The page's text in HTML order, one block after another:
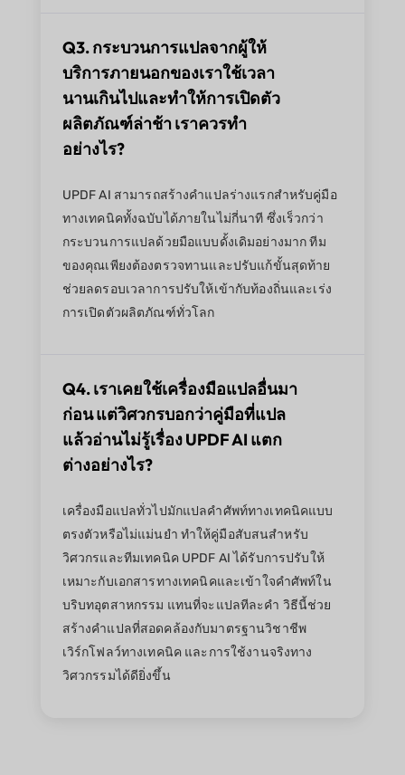
Q3. กระบวนการแปลจากผู้ให้
บริการภายนอกของเราใช้เวลา
นานเกินไปและทำให้การเปิดตัว
ผลิตภัณฑ์ล่าช้า เราควรทำ
อย่างไร?
UPDF AI สามารถสร้างคำแปลร่างแรกสำหรับคู่มือ
ทางเทคนิคทั้งฉบับได้ภายในไม่กี่นาที ซึ่งเร็วกว่า
กระบวนการแปลด้วยมือแบบดั้งเดิมอย่างมาก ทีม
ของคุณเพียงต้องตรวจทานและปรับแก้ขั้นสุดท้าย
ช่วยลดรอบเวลาการปรับให้เข้ากับท้องถิ่นและเร่ง
การเปิดตัวผลิตภัณฑ์ทั่วโลก
Q4. เราเคยใช้เครื่องมือแปลอื่นมา
ก่อน แต่วิศวกรบอกว่าคู่มือที่แปล
แล้วอ่านไม่รู้เรื่อง UPDF AI แตก
ต่างอย่างไร?
เครื่องมือแปลทั่วไปมักแปลคำศัพท์ทางเทคนิคแบบ
ตรงตัวหรือไม่แม่นยำ ทำให้คู่มือสับสนสำหรับ
วิศวกรและทีมเทคนิค UPDF AI ได้รับการปรับให้
เหมาะกับเอกสารทางเทคนิคและเข้าใจคำศัพท์ใน
บริบทอุตสาหกรรม แทนที่จะแปลทีละคำ วิธีนี้ช่วย
สร้างคำแปลที่สอดคล้องกับมาตรฐานวิชาชีพ
เวิร์กโฟลว์ทางเทคนิค และการใช้งานจริงทาง
วิศวกรรมได้ดียิ่งขึ้น